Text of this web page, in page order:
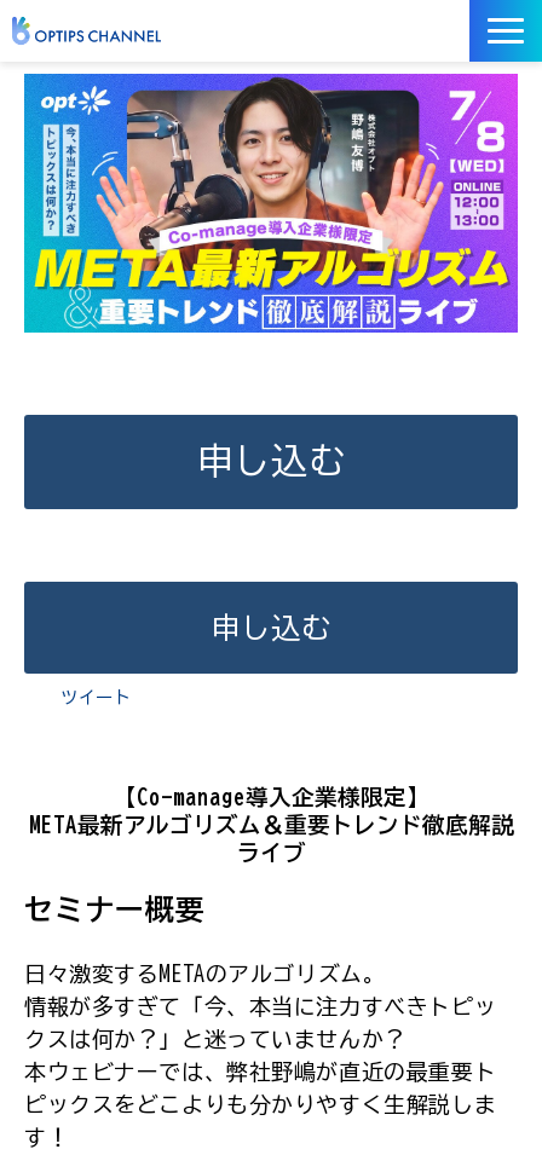
記事
お役立ち資料
イベント
サービス／ツール
申し込む
申し込む
ツイート
【Co-manage導入企業様限定】
META最新アルゴリズム＆重要トレンド徹底解説
ライブ
セミナー概要
日々激変するMETAのアルゴリズム。
情報が多すぎて「今、本当に注力すべきトピッ
クスは何か？」と迷っていませんか？
本ウェビナーでは、弊社野嶋が直近の最重要ト
ピックスをどこよりも分かりやすく生解説しま
す！